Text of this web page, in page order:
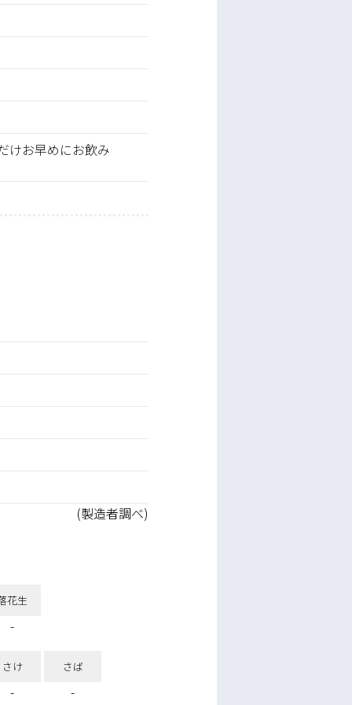
けお早めにお飲み
(製造者調べ)
花生
-
さけ
-
さば
-